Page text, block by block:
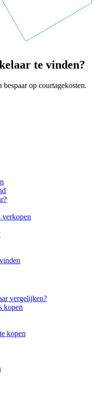
te vinden?
op courtagekosten.
verkopen
vergelijken?
kopen
kopen